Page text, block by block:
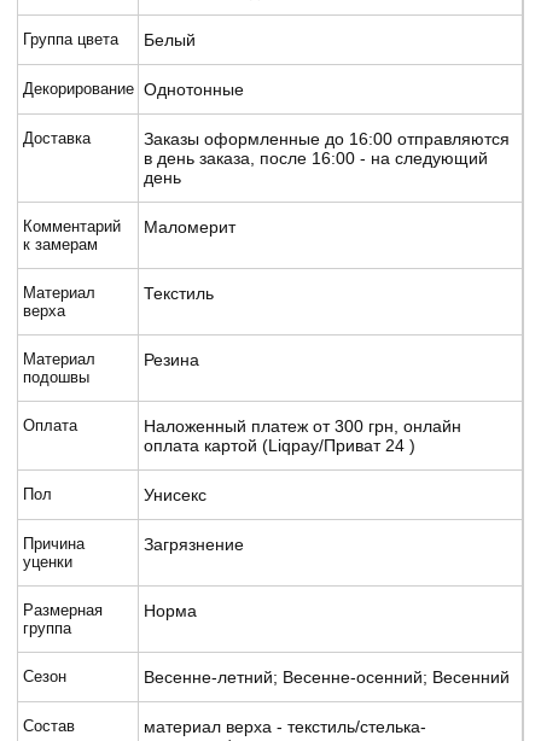
Группа цвета Белый
Декорирование Однотонные
Доставка
Заказы оформленные до 16:00 отправляются
в день заказа, после 16:00 - на следующий
день
Комментарий
к замерам
Маломерит
Материал
верха
Текстиль
Материал
подошвы
Резина
Оплата
Наложенный платеж от 300 грн, онлайн
оплата картой (Liqpay/Приват 24 )
Пол Унисекс
Причина
уценки
Загрязнение
Размерная
группа
Норма
Сезон Весенне-летний; Весенне-осенний; Весенний
Состав
материал верха - текстиль/стелька-